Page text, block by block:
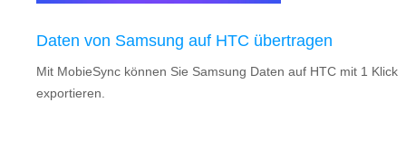
Daten von Samsung auf HTC übertragen
Mit MobieSync können Sie Samsung Daten auf HTC mit 1 Klick
exportieren.